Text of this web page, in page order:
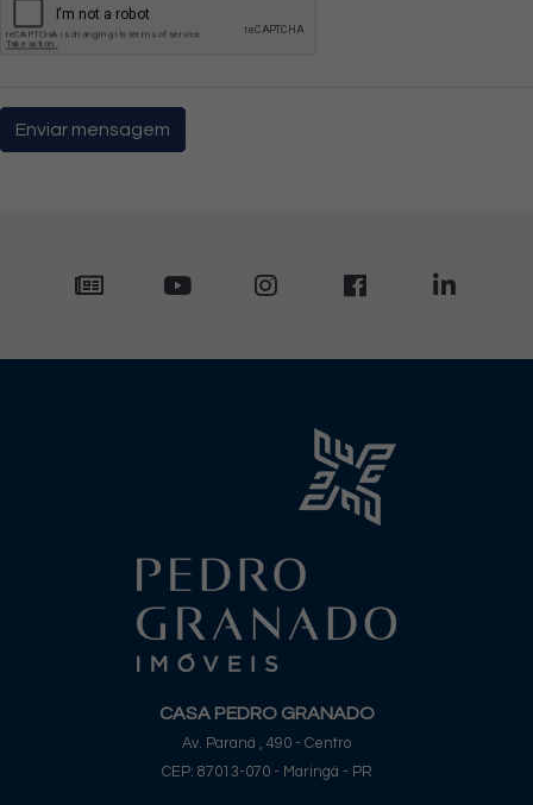
Enviar mensagem
CASA PEDRO GRANADO
Av. Paraná , 490 - Centro
CEP: 87013-070 - Maringá - PR